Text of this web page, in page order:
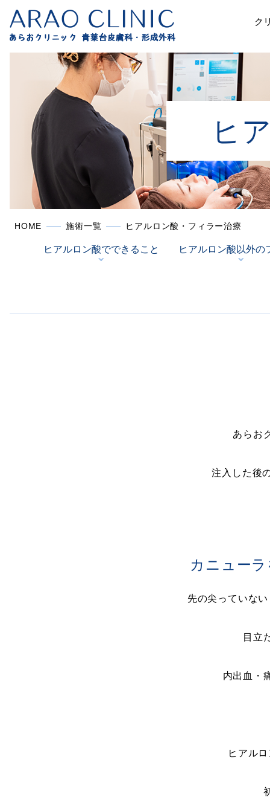
ク
ヒ
HOME 施術一覧 ヒアルロン酸・フィラー治療
ヒアルロン酸でできること ヒアルロン酸以外の
あらお
注入した後
カニュー
先の尖っていな
目立
内出血・
ヒアル